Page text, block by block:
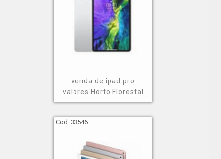
venda de ipad pro
valores Horto Florestal
Cod.:33546